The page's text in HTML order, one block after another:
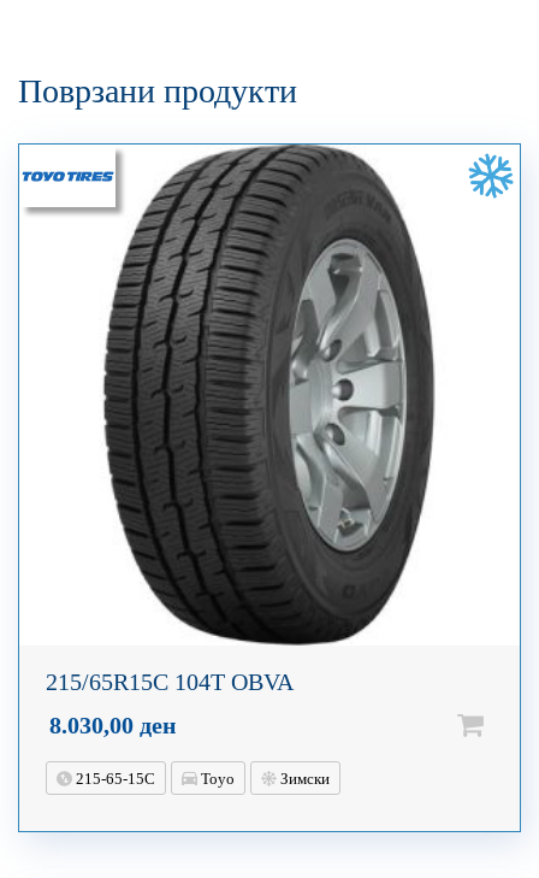
Поврзани продукти
215/65R15C 104T OBVA
8.030,00 ден
215-65-15C Toyo Зимски